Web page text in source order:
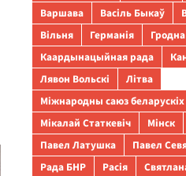
Варшава
Васіль Быкаў
Вільня
Германія Гродна
Каардынацыйная рада
Лявон Вольскі
Літва
Міжнародны саюз беларускіх
Мікалай Статкевіч
Мінск
Павел Латушка
Павел
Рада БНР
Расія